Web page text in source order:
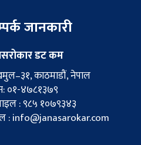
जानकारी
डट कम
काठमाडौं, नेपाल
०१-४७८१३७९
: ९८५ १०७९३४३
: info@janasarokar.com